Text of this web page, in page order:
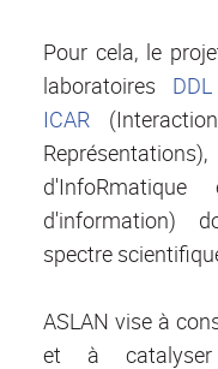
Pour cela, le
laboratoires DDL
ICAR
d'information)
spectre
ASLAN vise à
et à catalyser